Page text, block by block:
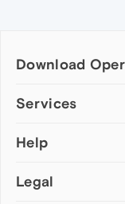
Download
Computer browsers
Opera for Mac
Opera beta version
Services
Add-ons
Wallpapers
Help
Help & support
Legal